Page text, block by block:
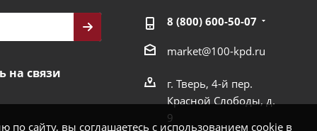
сайту, вы соглашаетесь с использованием cookie в
на связи
8 (800) 600-50-07
market@100-kpd.ru
г. Тверь, 4-й пер.
Красной Слободы, д.
9